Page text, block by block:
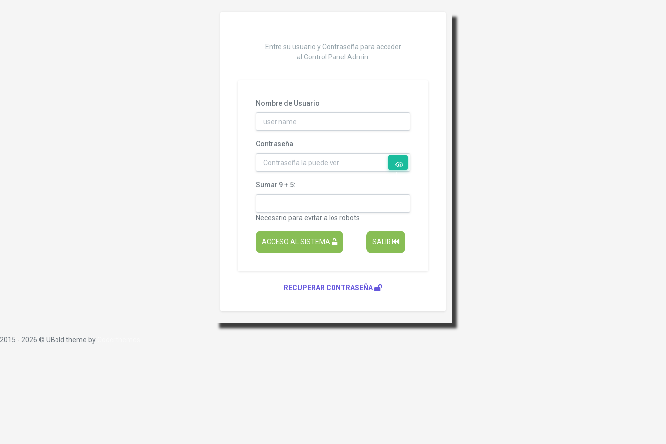
Entre su usuario y Contraseña para acceder
al Control Panel Admin.
Nombre de Usuario
Contraseña
Sumar 9 + 5:
Necesario para evitar a los robots
ACCESO AL SISTEMA SALIR
RECUPERAR CONTRASEÑA
2015 - 2026 © UBold theme by